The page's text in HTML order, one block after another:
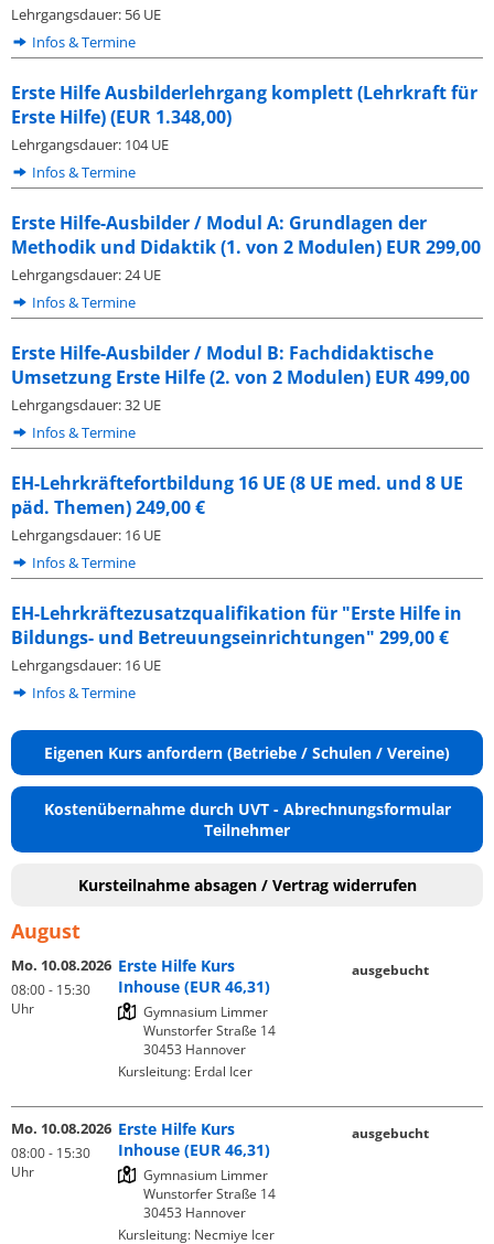
Lehrgangsdauer: 56 UE
Infos & Termine
Erste Hilfe Ausbilderlehrgang komplett (Lehrkraft für
Erste Hilfe) (EUR 1.348,00)
Lehrgangsdauer: 104 UE
Infos & Termine
Erste Hilfe-Ausbilder / Modul A: Grundlagen der
Methodik und Didaktik (1. von 2 Modulen) EUR 299,00
Lehrgangsdauer: 24 UE
Infos & Termine
Erste Hilfe-Ausbilder / Modul B: Fachdidaktische
Umsetzung Erste Hilfe (2. von 2 Modulen) EUR 499,00
Lehrgangsdauer: 32 UE
Infos & Termine
EH-Lehrkräftefortbildung 16 UE (8 UE med. und 8 UE
päd. Themen) 249,00 €
Lehrgangsdauer: 16 UE
Infos & Termine
EH-Lehrkräftezusatzqualifikation für "Erste Hilfe in
Bildungs- und Betreuungseinrichtungen" 299,00 €
Lehrgangsdauer: 16 UE
Infos & Termine
Eigenen Kurs anfordern (Betriebe / Schulen / Vereine)
Kostenübernahme durch UVT - Abrechnungsformular
Teilnehmer
Kursteilnahme absagen / Vertrag widerrufen
August
Mo. 10.08.2026
08:00 - 15:30
Uhr
Erste Hilfe Kurs
Inhouse (EUR 46,31)
Gymnasium Limmer
Wunstorfer Straße 14
Kursleitung: Erdal Icer
ausgebucht
Mo. 10.08.2026
08:00 - 15:30
Uhr
Erste Hilfe Kurs
Inhouse (EUR 46,31)
Gymnasium Limmer
Wunstorfer Straße 14
Kursleitung: Necmiye Icer
ausgebucht